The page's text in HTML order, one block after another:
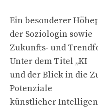
Ein besonderer
der Soziologin sowie
Zukunfts- und
Unter dem Titel „KI
und der Blick in die
Potenziale
künstlicher